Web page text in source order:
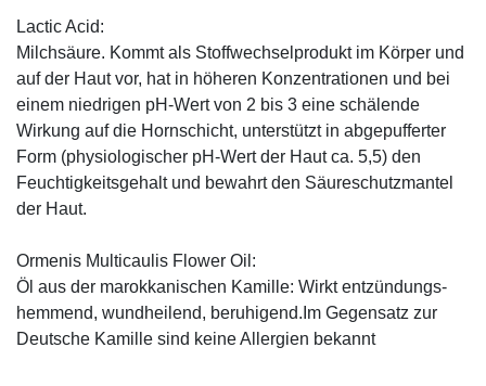
Lactic Acid:
Milchsäure. Kommt als Stoffwechselprodukt im Körper und
auf der Haut vor, hat in höheren Konzentrationen und bei
einem niedrigen pH-Wert von 2 bis 3 eine schälende
Wirkung auf die Hornschicht, unterstützt in abgepufferter
Form (physiologischer pH-Wert der Haut ca. 5,5) den
Feuchtigkeitsgehalt und bewahrt den Säureschutzmantel
der Haut.
Ormenis Multicaulis Flower Oil:
Öl aus der marokkanischen Kamille: Wirkt entzündungs-
hemmend, wundheilend, beruhigend.Im Gegensatz zur
Deutsche Kamille sind keine Allergien bekannt